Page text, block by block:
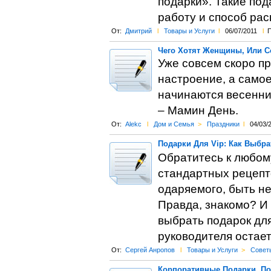
работу и способ
От: Дмитрий l Товары и Услуги l 06/07/2011 l
Чего Хотят Женщины, Или
Уже совсем скоро
настроение, а
начинаются
– Мамин День.
От: Alekc l Дом и Семья > Праздники l 04/03/
Подарки Для Vip: Как
Обратитесь к
стандартных
одаряемого, быть
Правда, знакомо? И
выбрать подарок
руководителя
От: Сергей Анропов l Товары и Услуги >